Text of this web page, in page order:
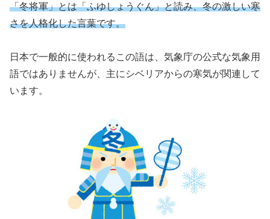
「冬将軍」とは「ふゆしょうぐん」と読み、冬の激しい寒
さを人格化した言葉です。
日本で一般的に使われるこの語は、気象庁の公式な気象用
語ではありませんが、主にシベリアからの寒気が関連して
います。